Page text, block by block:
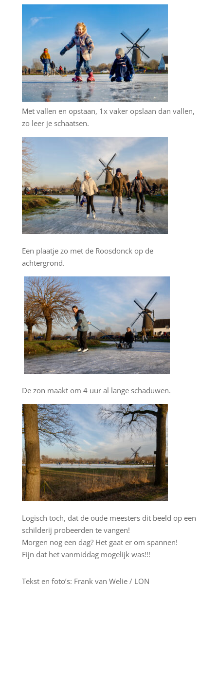
Met vallen en opstaan, 1x vaker opslaan dan vallen,
zo leer je schaatsen.
Een plaatje zo met de Roosdonck op de
achtergrond.
De zon maakt om 4 uur al lange schaduwen.
Logisch toch, dat de oude meesters dit beeld op een
schilderij probeerden te vangen!
Morgen nog een dag? Het gaat er om spannen!
Fijn dat het vanmiddag mogelijk was!!!
Tekst en foto’s: Frank van Welie / LON